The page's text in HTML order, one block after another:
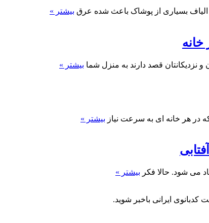
الیاف بسیاری از پوشاک باعث شده عرق بیشتر »
نزدیکانتان قصد دارند به منزل شما بیشتر »
هر خانه ای به سرعت نیاز بیشتر »
می شود. حالا فکر بیشتر »
ایرانی باخبر شوید.